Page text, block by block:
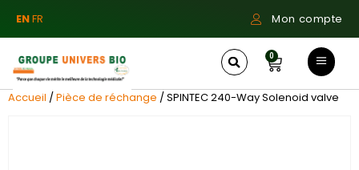
ENFR Mon compte
0
Accueil /Pièce de réchange / SPINTEC 240-Way Solenoid valve